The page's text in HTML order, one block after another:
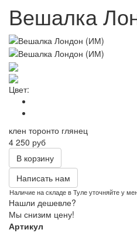
Вешалка
Цвет:
клен торонто глянец
4 250 руб
В корзину
Написать нам
Наличие на складе в Туле уточняйте у
Нашли дешевле?
Мы снизим цену!
Артикул